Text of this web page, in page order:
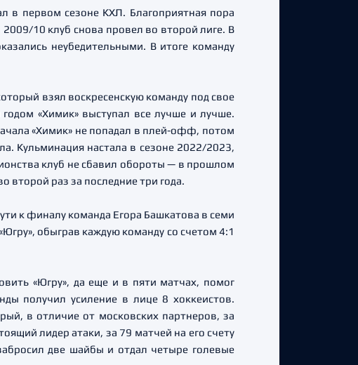
в первом сезоне КХЛ. Благоприятная пора
10 клуб снова провел во второй лиге. В
неубедительными. В итоге команду
взял воскресенскую команду под свое
«Химик» выступал все лучше и лучше.
«Химик» не попадал в плей-офф, потом
Кульминация настала в сезоне 2022/2023,
клуб не сбавил обороты — в прошлом
второй раз за последние три года.
к финалу команда Егора Башкатова в семи
обыграв каждую команду со счетом 4:1
«Югру», да еще и в пяти матчах, помог
получил усиление в лице 8 хоккеистов.
в отличие от московских партнеров, за
лидер атаки, за 79 матчей на его счету
две шайбы и отдал четыре голевые